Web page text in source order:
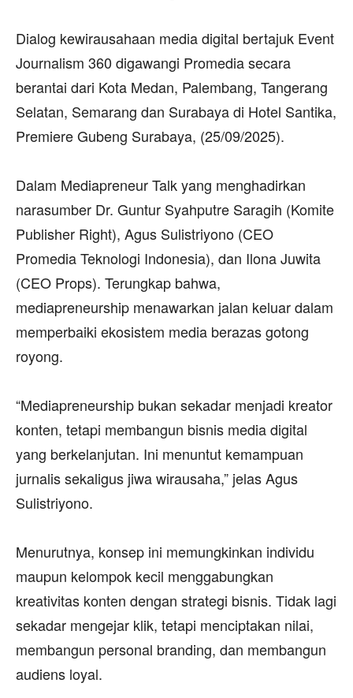
‎Dialog kewirausahaan media digital bertajuk Event
Journalism 360 digawangi Promedia secara
berantai dari Kota Medan, Palembang, Tangerang
Selatan, Semarang dan Surabaya di Hotel Santika,
Premiere Gubeng Surabaya, (25/09/2025).
‎Dalam Mediapreneur Talk yang menghadirkan
narasumber Dr. Guntur Syahputre Saragih (Komite
Publisher Right), Agus Sulistriyono (CEO
Promedia Teknologi Indonesia), dan Ilona Juwita
(CEO Props). Terungkap bahwa,
mediapreneurship menawarkan jalan keluar dalam
memperbaiki ekosistem media berazas gotong
royong.
‎“Mediapreneurship bukan sekadar menjadi kreator
konten, tetapi membangun bisnis media digital
yang berkelanjutan. Ini menuntut kemampuan
jurnalis sekaligus jiwa wirausaha,” jelas Agus
Sulistriyono.
‎Menurutnya, konsep ini memungkinkan individu
maupun kelompok kecil menggabungkan
kreativitas konten dengan strategi bisnis. Tidak lagi
sekadar mengejar klik, tetapi menciptakan nilai,
membangun personal branding, dan membangun
audiens loyal.